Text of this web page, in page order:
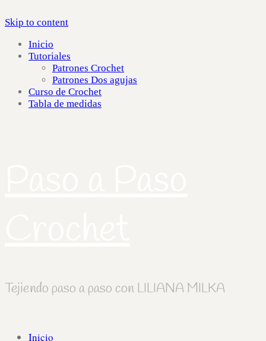
Skip to content
Inicio
Tutoriales
Patrones Crochet
Patrones Dos agujas
Curso de Crochet
Tabla de medidas
Tejiendo paso a paso con LILIANA MILKA
Inicio